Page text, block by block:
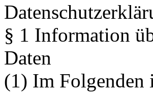
§ 1 Information
Daten
(1) Im Folgenden